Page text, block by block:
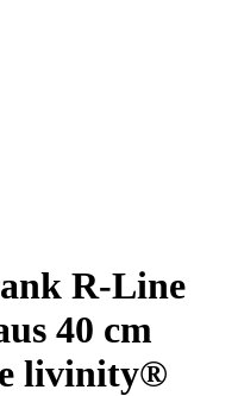
R-Line
40 cm
livinity®